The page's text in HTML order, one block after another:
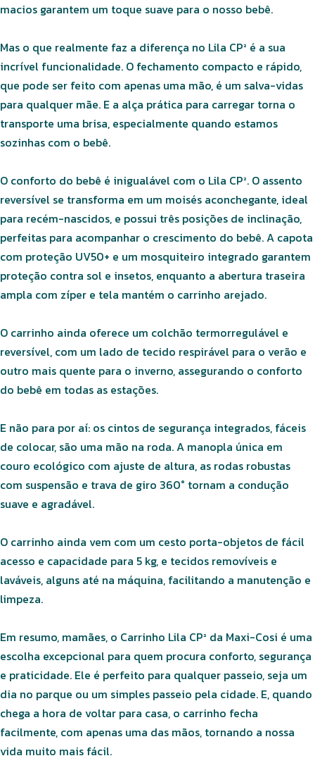
macios garantem um toque suave para o nosso bebê.
Mas o que realmente faz a diferença no Lila CP² é a sua
incrível funcionalidade. O fechamento compacto e rápido,
que pode ser feito com apenas uma mão, é um salva-vidas
para qualquer mãe. E a alça prática para carregar torna o
transporte uma brisa, especialmente quando estamos
sozinhas com o bebê.
O conforto do bebê é inigualável com o Lila CP². O assento
reversível se transforma em um moisés aconchegante, ideal
para recém-nascidos, e possui três posições de inclinação,
perfeitas para acompanhar o crescimento do bebê. A capota
com proteção UV50+ e um mosquiteiro integrado garantem
proteção contra sol e insetos, enquanto a abertura traseira
ampla com zíper e tela mantém o carrinho arejado.
O carrinho ainda oferece um colchão termorregulável e
reversível, com um lado de tecido respirável para o verão e
outro mais quente para o inverno, assegurando o conforto
do bebê em todas as estações.
E não para por aí: os cintos de segurança integrados, fáceis
de colocar, são uma mão na roda. A manopla única em
couro ecológico com ajuste de altura, as rodas robustas
com suspensão e trava de giro 360° tornam a condução
suave e agradável.
O carrinho ainda vem com um cesto porta-objetos de fácil
acesso e capacidade para 5 kg, e tecidos removíveis e
laváveis, alguns até na máquina, facilitando a manutenção e
limpeza.
Em resumo, mamães, o Carrinho Lila CP² da Maxi-Cosi é uma
escolha excepcional para quem procura conforto, segurança
e praticidade. Ele é perfeito para qualquer passeio, seja um
dia no parque ou um simples passeio pela cidade. E, quando
chega a hora de voltar para casa, o carrinho fecha
facilmente, com apenas uma das mãos, tornando a nossa
vida muito mais fácil.